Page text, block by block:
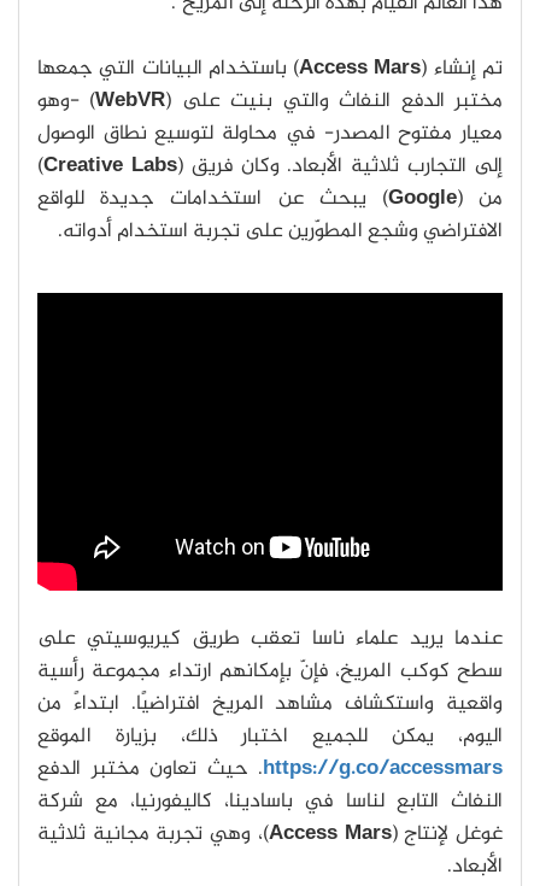
تم إنشاء (Access Mars) باستخدام البيانات التي جمعها
مختبر الدفع النفاث والتي بنيت على (WebVR) -وهو
معيار مفتوح المصدر- في محاولة لتوسيع نطاق الوصول
إلى التجارب ثلاثية الأبعاد. وكان فريق (Creative Labs
)
من (Google) يبحث عن استخدامات جديدة للواقع
الافتراضي وشجع المطوّرين على تجربة استخدام أدواته.
عندما يريد علماء ناسا تعقب طريق كيريوسيتي على
سطح كوكب المريخ، فإنّ بإمكانهم ارتداء مجموعة رأسية
واقعية واستكشاف مشاهد المريخ افتراضيًا. ابتداءً من
اليوم، يمكن للجميع اختبار ذلك، بزيارة الموقع
https://g.co/accessmars. حيث تعاون مختبر الدفع
النفاث التابع لناسا في باسادينا، كاليفورنيا، مع شركة
غوغل لإنتاج (Access Mars)، وهي تجربة مجانية ثلاثية
الأبعاد.